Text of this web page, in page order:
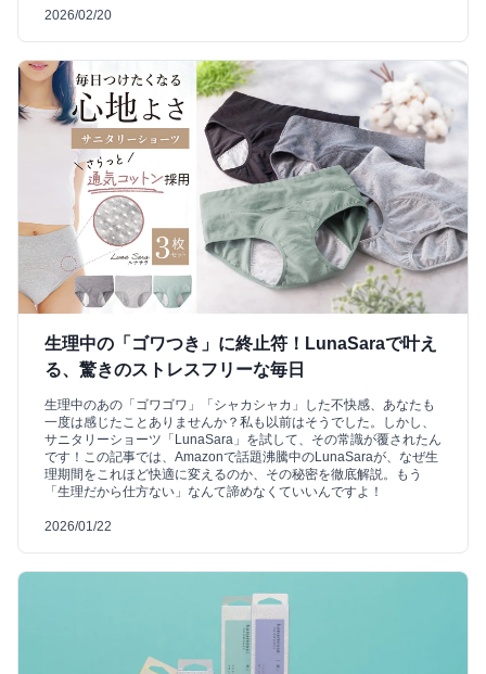
2026/02/20
生理中の「ゴワつき」に終止符！LunaSaraで叶え
る、驚きのストレスフリーな毎日
生理中のあの「ゴワゴワ」「シャカシャカ」した不快感、あなたも
一度は感じたことありませんか？私も以前はそうでした。しかし、
サニタリーショーツ「LunaSara」を試して、その常識が覆されたん
です！この記事では、Amazonで話題沸騰中のLunaSaraが、なぜ生
理期間をこれほど快適に変えるのか、その秘密を徹底解説。もう
「生理だから仕方ない」なんて諦めなくていいんですよ！
2026/01/22